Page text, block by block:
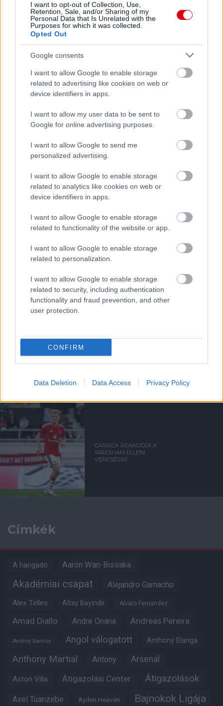
I want to opt-out of Collection, Use,
Retention, Sale, and/or Sharing of my
Personal Data that Is Unrelated with the
Purposes for which it was collected.
Opted Out
Google consents
I want to allow Google to enable storage
related to advertising like cookies on web or
device identifiers in apps.
I want to allow my user data to be sent to
Google for online advertising purposes.
I want to allow Google to send me
personalized advertising.
I want to allow Google to enable storage
related to analytics like cookies on web or
device identifiers in apps.
I want to allow Google to enable storage
related to functionality of the website or app.
I want to allow Google to enable storage
related to personalization.
I want to allow Google to enable storage
related to security, including authentication
functionality and fraud prevention, and other
user protection.
CONFIRM
Data Deletion Data Access Privacy Policy
Támogasd adományoddal
a ManUtdFanatics.hu működését!
Kapcsolódó hírek
MICHAEL CARRICK
BLOMQVIST: CARRICKKEL
FEJLŐDNI FOG A
ATLETICO ELLENI
GYŐZELEMRE
CARRICK REAKCIÓJA A
ROSENBORG ELLENI
CARRICK REAKCIÓJA A
WREXHAM ELLENI
VERESÉGRE
Címkék
A hangadó Aaron Wan-Bissaka
Akadémiai csapat Alejandro Garnacho
Alex Telles Altay Bayindir Alvaro Fernandez
Amad Diallo Andre Onana Andreas Pereira
Andrey Santos Angol válogatott Anthony Elanga
Anthony Martial Antony Arsenal
Aston Villa Átigazolási Center Átigazolások
Axel Tuanzebe Ayden Heaven Bajnokok Ligája